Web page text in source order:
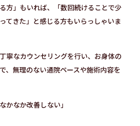
方」もいれば、「数回続けることで少
てきた」と感じる方もいらっしゃいま
寧なカウンセリングを行い、お身体の
、無理のない通院ペースや施術内容を
かなか改善しない」